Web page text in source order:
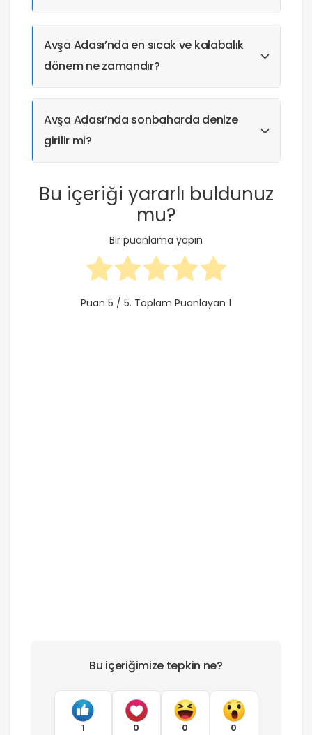
Avşa Adası’nda en sıcak ve kalabalık
dönem ne zamandır?
Avşa Adası’nda sonbaharda denize
girilir mi?
Bu içeriği yararlı buldunuz
mu?
Bir puanlama yapın
Puan 5 / 5. Toplam Puanlayan 1
Bu içeriğimize tepkin ne?
1 0 0 0